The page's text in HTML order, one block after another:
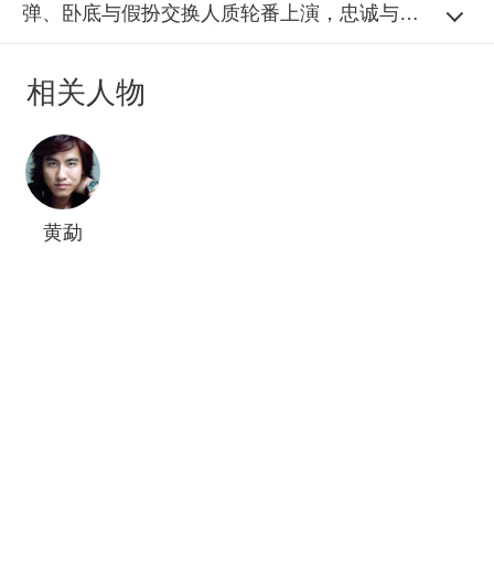
弹、卧底与假扮交换人质轮番上演，忠诚与背叛交
相关人物
黄勐